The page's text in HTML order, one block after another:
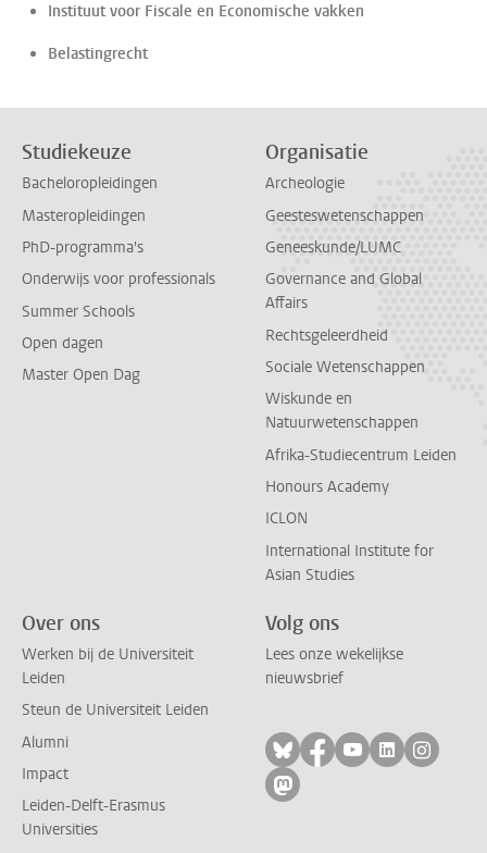
Instituut voor Fiscale en Economische vakken
Belastingrecht
Studiekeuze
Bacheloropleidingen
Masteropleidingen
PhD-programma's
Onderwijs voor professionals
Summer Schools
Open dagen
Master Open Dag
Organisatie
Archeologie
Geesteswetenschappen
Geneeskunde/LUMC
Governance and Global
Affairs
Rechtsgeleerdheid
Sociale Wetenschappen
Wiskunde en
Natuurwetenschappen
Afrika-Studiecentrum Leiden
Honours Academy
ICLON
International Institute for
Asian Studies
Over ons
Werken bij de Universiteit
Leiden
Steun de Universiteit Leiden
Alumni
Impact
Leiden-Delft-Erasmus
Universities
Volg ons
Lees onze wekelijkse
nieuwsbrief
Volg ons op bluesky
Volg ons op
Volg ons op
Volg ons
Volg
Volg ons op mastodon